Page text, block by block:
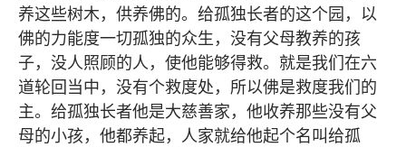
养这些树木，供养佛的。给孤独长者的这个园，以
佛的力能度一切孤独的众生，没有父母教养的孩
子，没人照顾的人，使他能够得救。就是我们在六
道轮回当中，没有个救度处，所以佛是救度我们的
主。给孤独长者他是大慈善家，他收养那些没有父
母的小孩，他都养起，人家就给他起个名叫给孤